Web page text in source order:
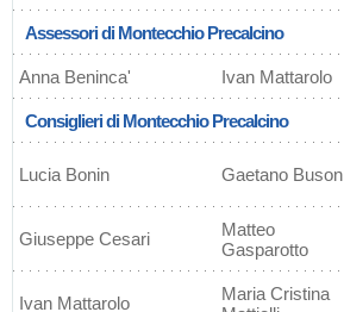
Assessori di Montecchio Precalcino
Anna Beninca' Ivan Mattarolo
Consiglieri di Montecchio Precalcino
Lucia Bonin Gaetano Buson
Giuseppe Cesari
Matteo
Gasparotto
Ivan Mattarolo
Maria Cristina